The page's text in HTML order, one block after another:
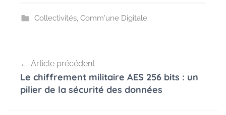
Collectivités, Comm'une Digitale
de
l’article
Article précédent
Le chiffrement militaire AES 256 bits : un
pilier de la sécurité des données